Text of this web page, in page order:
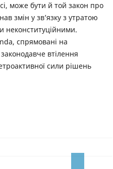
може бути й той закон про
змін у зв’язку з утратою
неконституційними.
спрямовані на
втілення
сили рішень